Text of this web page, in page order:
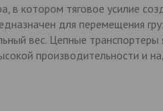
в котором тяговое усилие
для перемещения
вес. Цепные
производительности и